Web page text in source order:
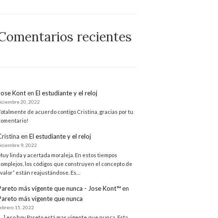
recientes
KontenEl estudiante y el reloj
20, 2022
de acuerdo contigo Cristina, gracias por tu
enEl estudiante y el reloj
9, 2022
linda y acertada moraleja. En estos tiempos
los códigos que construyen el concepto de
están reajustándose. Es…
más vigente que nunca - Jose Kont™en
más vigente que nunca
15, 2022